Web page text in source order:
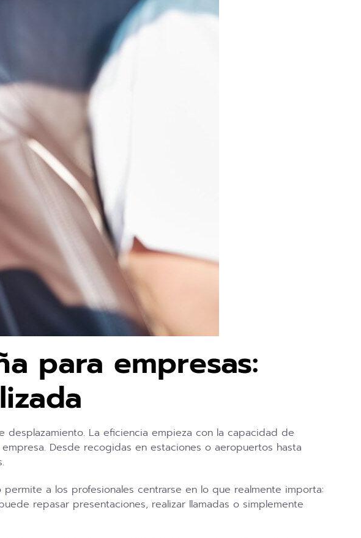
para empresas:
La eficiencia empieza con la capacidad de
Desde recogidas en estaciones o aeropuertos hasta
a los profesionales centrarse en lo que realmente importa:
repasar presentaciones, realizar llamadas o simplemente